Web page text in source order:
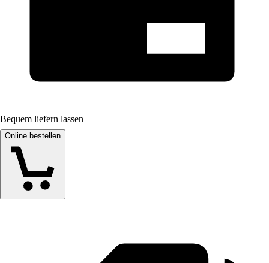
Bequem liefern lassen
Online bestellen